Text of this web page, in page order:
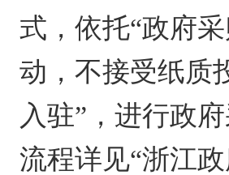
式，依托“政府
动，不接受纸质
入驻”，进行政
流程详见“浙江